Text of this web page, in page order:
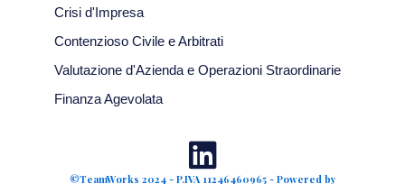
Crisi d'Impresa
Contenzioso Civile e Arbitrati
Valutazione d'Azienda e Operazioni Straordinarie
Finanza Agevolata
©TeamWorks 2024 - P.IVA 11246460965 - Powered by